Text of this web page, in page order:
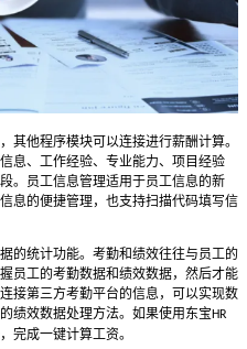
其他程序模块可以连接进行薪酬计算。
息、工作经验、专业能力、项目经验
。员工信息管理适用于员工信息的新
息的便捷管理，也支持扫描代码填写信
的统计功能。考勤和绩效往往与员工的
员工的考勤数据和绩效数据，然后才能
接第三方考勤平台的信息，可以实现数
绩效数据处理方法。如果使用东宝 HR
完成一键计算工资。